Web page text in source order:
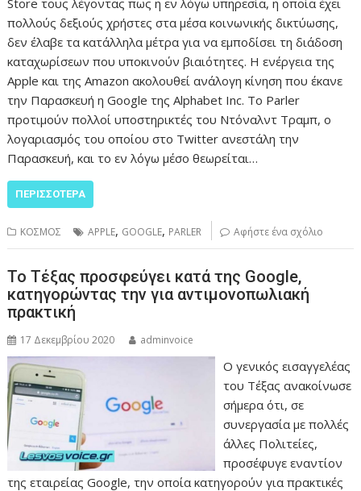
Store τους λέγοντας πως η εν λόγω υπηρεσία, η οποία έχει
πολλούς δεξιούς χρήστες στα μέσα κοινωνικής δικτύωσης,
δεν έλαβε τα κατάλληλα μέτρα για να εμποδίσει τη διάδοση
καταχωρίσεων που υποκινούν βιαιότητες. Η ενέργεια της
Apple και της Amazon ακολουθεί ανάλογη κίνηση που έκανε
την Παρασκευή η Google της Alphabet Inc. Το Parler
προτιμούν πολλοί υποστηρικτές του Ντόναλντ Τραμπ, ο
λογαριασμός του οποίου στο Twitter ανεστάλη την
Παρασκευή, και το εν λόγω μέσο θεωρείται…
ΠΕΡΙΣΣΌΤΕΡΑ
ΚΟΣΜΟΣ APPLE, GOOGLE, PARLER Αφήστε ένα σχόλιο
Το Τέξας προσφεύγει κατά της Google,
κατηγορώντας την για αντιμονοπωλιακή
πρακτική
17 Δεκεμβρίου 2020 adminvoice
Ο γενικός εισαγγελέας
του Τέξας ανακοίνωσε
σήμερα ότι, σε
συνεργασία με πολλές
άλλες Πολιτείες,
προσέφυγε εναντίον
της εταιρείας Google, την οποία κατηγορούν για πρακτικές